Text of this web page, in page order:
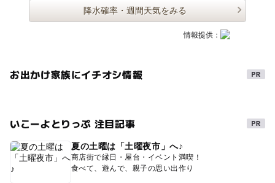
降水確率・週間天気をみる
情報提供：
お出かけ家族にイチオシ情報
いこーよとりっぷ 注目記事
夏の土曜は「土曜夜市」へ♪
商店街で縁日・屋台・イベント満喫！
食べて、遊んで、親子の思い出作り